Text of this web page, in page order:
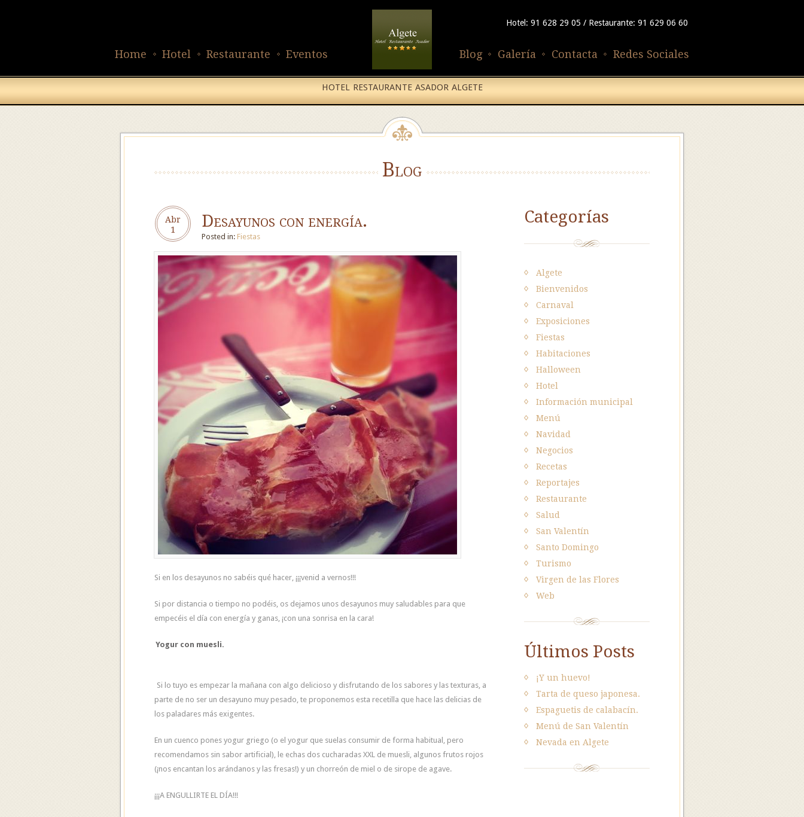
Hotel: 91 628 29 05 / Restaurante: 91 629 06 60
Home Hotel Restaurante Eventos Redes Sociales
Contacta
Galería
Blog
HOTEL RESTAURANTE ASADOR ALGETE
Blog
Abr
1 Desayunos con energía.
Posted in: Fiestas
Si en los desayunos no sabéis qué hacer, ¡¡¡venid a vernos!!!
Si por distancia o tiempo no podéis, os dejamos unos desayunos muy saludables para que
empecéis el día con energía y ganas, ¡con una sonrisa en la cara!
Yogur con muesli.
Si lo tuyo es empezar la mañana con algo delicioso y disfrutando de los sabores y las texturas, a
parte de no ser un desayuno muy pesado, te proponemos esta recetilla que hace las delicias de
los paladares más exigentes.
En un cuenco pones yogur griego (o el yogur que suelas consumir de forma habitual, pero
recomendamos sin sabor artificial), le echas dos cucharadas XXL de muesli, algunos frutos rojos
(¡nos encantan los arándanos y las fresas!) y un chorreón de miel o de sirope de agave.
¡¡¡A ENGULLIRTE EL DÍA!!!
Categorías
Algete
Bienvenidos
Carnaval
Exposiciones
Fiestas
Habitaciones
Halloween
Hotel
Información municipal
Menú
Navidad
Negocios
Recetas
Reportajes
Restaurante
Salud
San Valentín
Santo Domingo
Turismo
Virgen de las Flores
Web
Últimos Posts
¡Y un huevo!
Tarta de queso japonesa.
Espaguetis de calabacín.
Menú de San Valentín
Nevada en Algete